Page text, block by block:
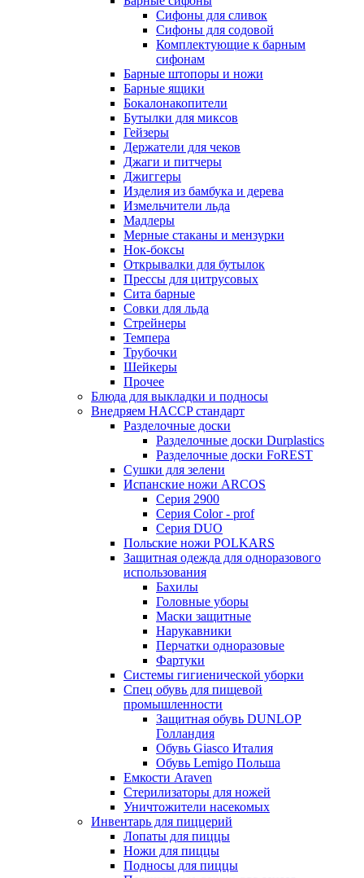
Сифоны для сливок
Сифоны для содовой
Комплектующие к барным
сифонам
Барные штопоры и ножи
Барные ящики
Бокалонакопители
Бутылки для миксов
Гейзеры
Держатели для чеков
Джаги и питчеры
Джиггеры
Изделия из бамбука и дерева
Измельчители льда
Мадлеры
Мерные стаканы и мензурки
Нок-боксы
Открывалки для бутылок
Прессы для цитрусовых
Сита барные
Совки для льда
Стрейнеры
Темпера
Трубочки
Шейкеры
Прочее
Блюда для выкладки и подносы
Внедряем HACCP стандарт
Разделочные доски
Разделочные доски Durplastics
Разделочные доски FoREST
Сушки для зелени
Испанские ножи ARCOS
Серия 2900
Серия Color - prof
Серия DUO
Польские ножи POLKARS
Защитная одежда для одноразового
использования
Бахилы
Головные уборы
Маски защитные
Нарукавники
Перчатки одноразовые
Фартуки
Системы гигиенической уборки
Спец обувь для пищевой
промышленности
Защитная обувь DUNLOP
Голландия
Обувь Giasco Италия
Обувь Lemigo Польша
Емкости Araven
Стерилизаторы для ножей
Уничтожители насекомых
Инвентарь для пиццерий
Лопаты для пиццы
Ножи для пиццы
Подносы для пиццы